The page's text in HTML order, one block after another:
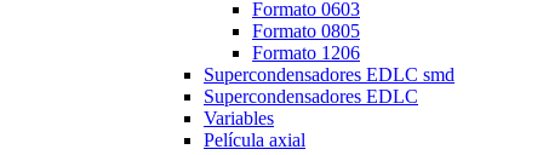
Formato 0603
Formato 0805
Formato 1206
Supercondensadores EDLC smd
Supercondensadores EDLC
Variables
Película axial